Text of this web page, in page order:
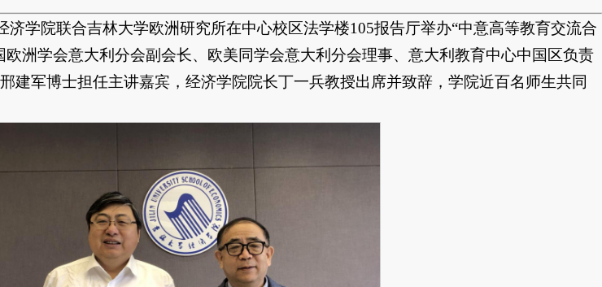
济学院联合吉林大学欧洲研究所在中心校区法学楼105报告厅举办“中意高等教育交流合
洲学会意大利分会副会长、欧美同学会意大利分会理事、意大利教育中心中国区负责
建军博士担任主讲嘉宾，经济学院院长丁一兵教授出席并致辞，学院近百名师生共同